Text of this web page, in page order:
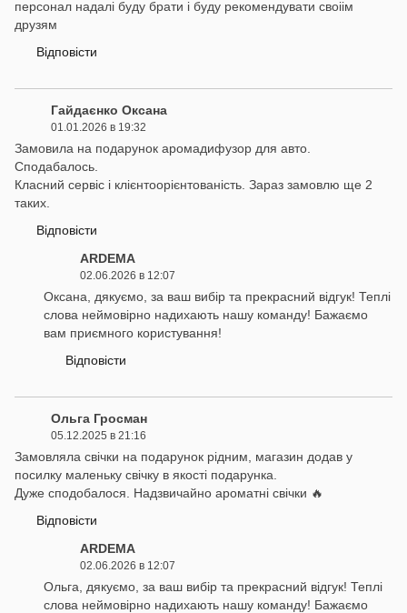
персонал надалі буду брати і буду рекомендувати своіім
друзям
Відповісти
Гайдаєнко Оксана
01.01.2026 в 19:32
Замовила на подарунок аромадифузор для авто.
Сподабалось.
Класний сервіс і клієнтоорієнтованість. Зараз замовлю ще 2
таких.
Відповісти
ARDEMA
02.06.2026 в 12:07
Оксана, дякуємо, за ваш вибір та прекрасний відгук! Теплі
слова неймовірно надихають нашу команду! Бажаємо
вам приємного користування!
Відповісти
Ольга Гросман
05.12.2025 в 21:16
Замовляла свічки на подарунок рідним, магазин додав у
посилку маленьку свічку в якості подарунка.
Дуже сподобалося. Надзвичайно ароматні свічки 🔥
Відповісти
ARDEMA
02.06.2026 в 12:07
Ольга, дякуємо, за ваш вибір та прекрасний відгук! Теплі
слова неймовірно надихають нашу команду! Бажаємо